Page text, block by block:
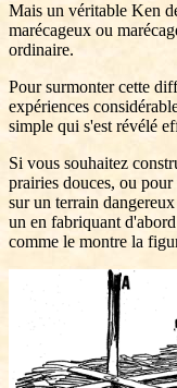
Mais un véritable Ken
marécageux ou
ordinaire.
Pour surmonter cette
expériences
simple qui s'est révélé
Si vous souhaitez
prairies douces, ou
sur un terrain
un en fabriquant
comme le montre la